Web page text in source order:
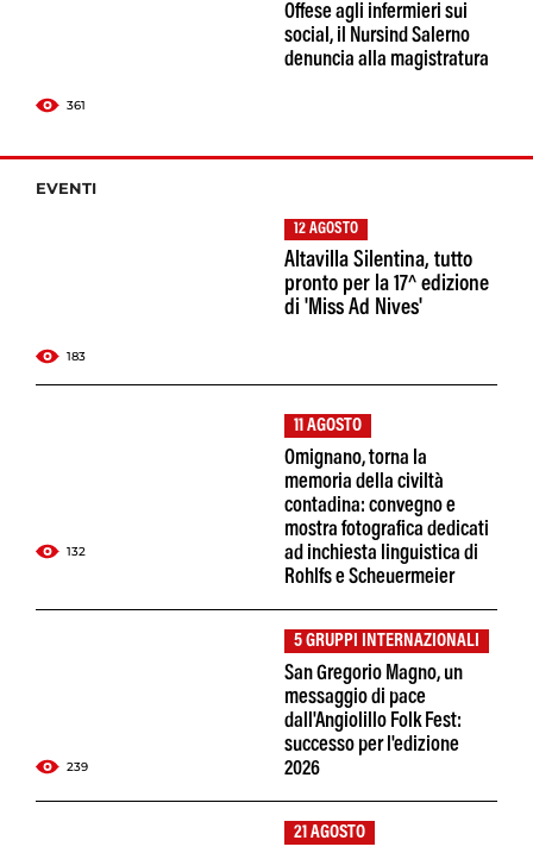
361
Offese agli infermieri sui
social, il Nursind Salerno
denuncia alla magistratura
EVENTI
183
12 AGOSTO
Altavilla Silentina, tutto
pronto per la 17^ edizione
di 'Miss Ad Nives'
132
11 AGOSTO
Omignano, torna la
memoria della civiltà
contadina: convegno e
mostra fotografica dedicati
ad inchiesta linguistica di
Rohlfs e Scheuermeier
239
5 GRUPPI INTERNAZIONALI
San Gregorio Magno, un
messaggio di pace
dall'Angiolillo Folk Fest:
successo per l'edizione
2026
21 AGOSTO